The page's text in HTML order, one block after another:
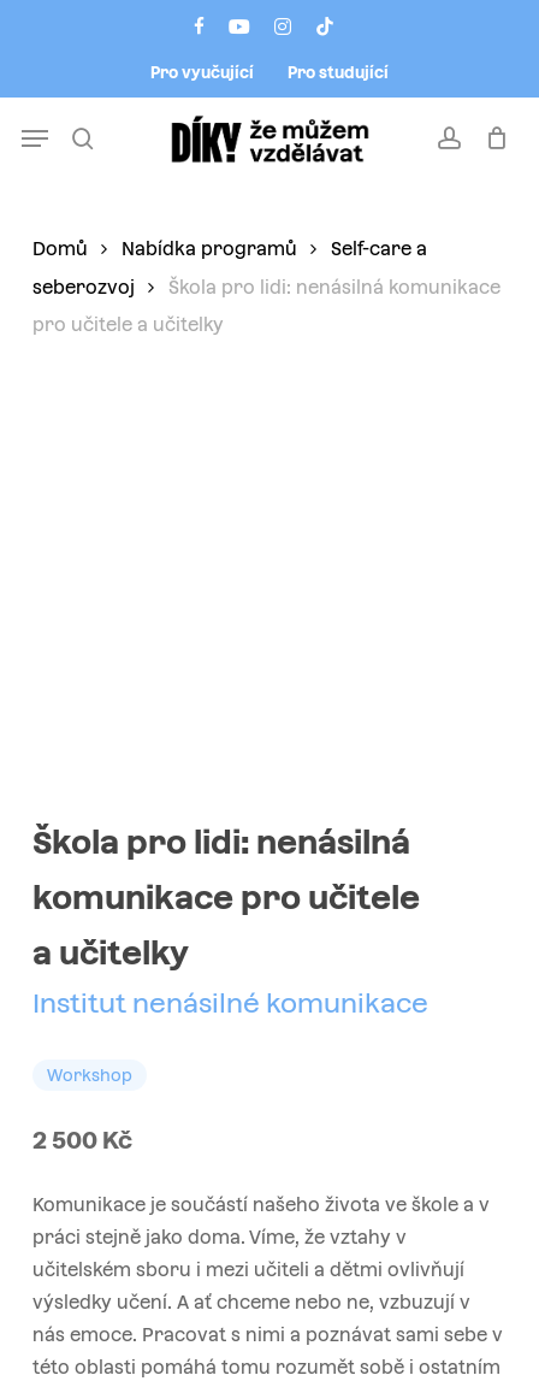
facebookyoutubeinstagram
tiktok
Pro vyučující Pro studující
account
Menu
Domů Nabídka programů
Self-care a
seberozvoj
Škola pro lidi: nenásilná komunikace
pro učitele a učitelky
Škola pro lidi: nenásilná
komunikace pro učitele
a učitelky
Institut nenásilné komunikace
Workshop
2 500 Kč
Komunikace je součástí našeho života ve škole a v
práci stejně jako doma. Víme, že vztahy v
učitelském sboru i mezi učiteli a dětmi ovlivňují
výsledky učení. A ať chceme nebo ne, vzbuzují v
nás emoce. Pracovat s nimi a poznávat sami sebe v
této oblasti pomáhá tomu rozumět sobě i ostatním